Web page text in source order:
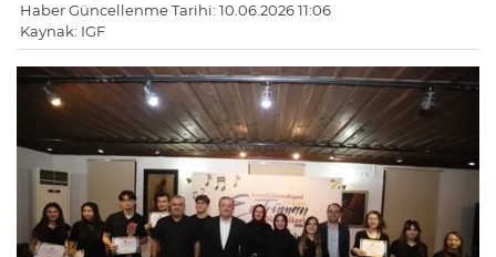
Haber Güncellenme Tarihi: 10.06.2026 11:06
Kaynak: IGF